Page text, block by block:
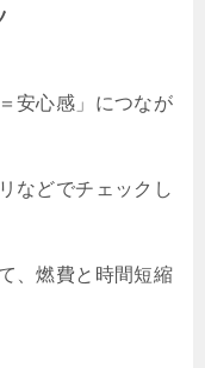
安心感」 につなが
などでチェックし
、燃費と時間短縮